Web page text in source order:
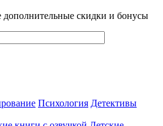
скидки и бонусы
Психология Детективы